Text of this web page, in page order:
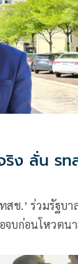
ง ลั่น รท
สช.’ ร่วมรัฐบา
จบก่อนโหวตนา